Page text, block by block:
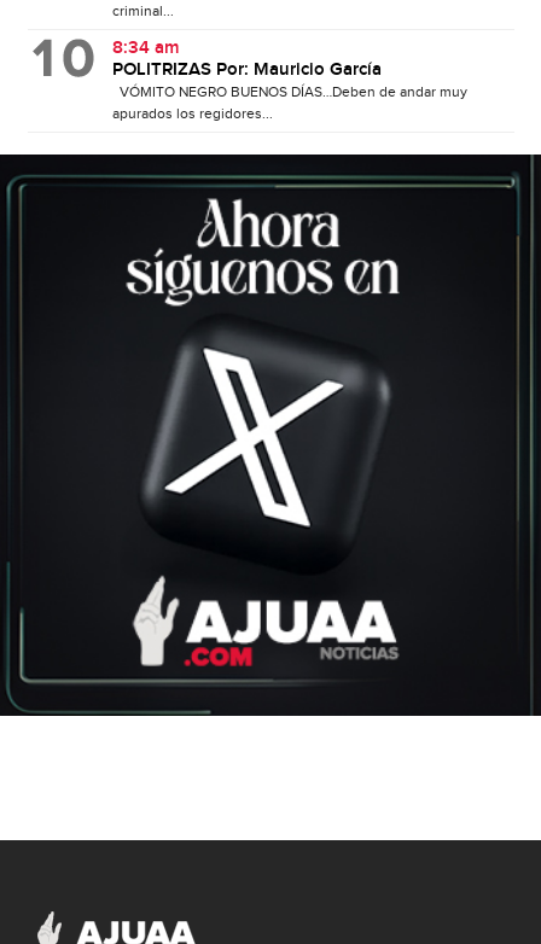
criminal...
8:34 am
POLITRIZAS Por: Mauricio García
VÓMITO NEGRO BUENOS DÍAS…Deben de andar muy
apurados los regidores...